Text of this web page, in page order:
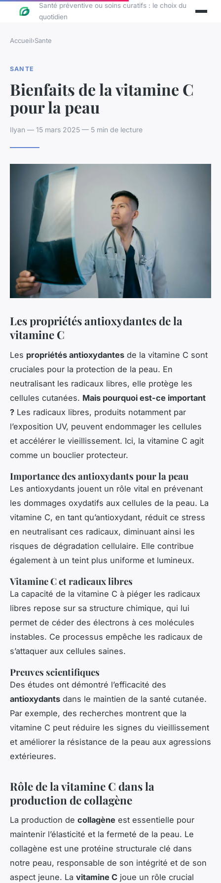
Santé préventive ou soins curatifs : le choix du
quotidien
Accueil›Sante
SANTE
Bienfaits de la vitamine C
pour la peau
Ilyan — 15 mars 2025 — 5 min de lecture
Les propriétés antioxydantes de la
vitamine C
Les propriétés antioxydantes de la vitamine C sont
cruciales pour la protection de la peau. En
neutralisant les radicaux libres, elle protège les
cellules cutanées. Mais pourquoi est-ce important
? Les radicaux libres, produits notamment par
l’exposition UV, peuvent endommager les cellules
et accélérer le vieillissement. Ici, la vitamine C agit
comme un bouclier protecteur.
Importance des antioxydants pour la peau
Les antioxydants jouent un rôle vital en prévenant
les dommages oxydatifs aux cellules de la peau. La
vitamine C, en tant qu’antioxydant, réduit ce stress
en neutralisant ces radicaux, diminuant ainsi les
risques de dégradation cellulaire. Elle contribue
également à un teint plus uniforme et lumineux.
Vitamine C et radicaux libres
La capacité de la vitamine C à piéger les radicaux
libres repose sur sa structure chimique, qui lui
permet de céder des électrons à ces molécules
instables. Ce processus empêche les radicaux de
s’attaquer aux cellules saines.
Preuves scientifiques
Des études ont démontré l’efficacité des
antioxydants dans le maintien de la santé cutanée.
Par exemple, des recherches montrent que la
vitamine C peut réduire les signes du vieillissement
et améliorer la résistance de la peau aux agressions
extérieures.
Rôle de la vitamine C dans la
production de collagène
La production de collagène est essentielle pour
maintenir l’élasticité et la fermeté de la peau. Le
collagène est une protéine structurale clé dans
notre peau, responsable de son intégrité et de son
aspect jeune. La vitamine C joue un rôle crucial